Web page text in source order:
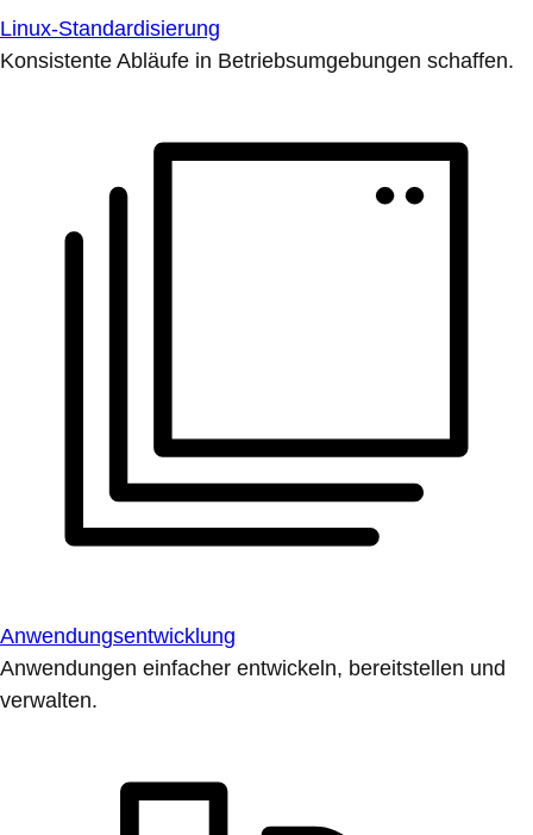
Linux-Standardisierung
Konsistente Abläufe in Betriebsumgebungen schaffen.
Anwendungsentwicklung
Anwendungen einfacher entwickeln, bereitstellen und
verwalten.